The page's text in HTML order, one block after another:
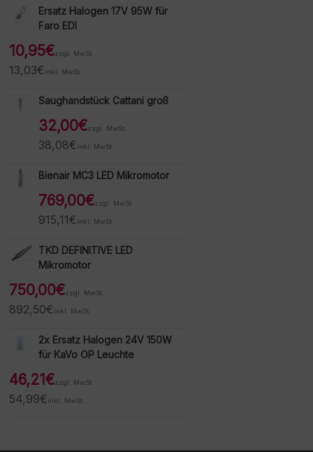
Ersatz Halogen 17V 95W für
Faro EDI
10,95€zzgl. MwSt.
13,03€ inkl. MwSt.
Saughandstück Cattani groß
32,00€zzgl. MwSt.
38,08€ inkl. MwSt.
Bienair MC3 LED Mikromotor
769,00€zzgl. MwSt.
915,11€ inkl. MwSt.
TKD DEFINITIVE LED
Mikromotor
750,00€zzgl. MwSt.
892,50€ inkl. MwSt.
2x Ersatz Halogen 24V 150W
für KaVo OP Leuchte
46,21€zzgl. MwSt.
54,99€ inkl. MwSt.